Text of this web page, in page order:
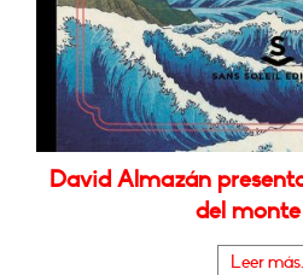
David Almazán
del monte
Leer